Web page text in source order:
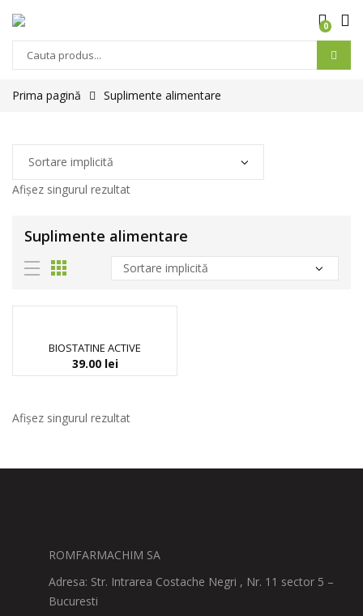
0
Prima pagină Suplimente alimentare
Afișez singurul rezultat
Suplimente alimentare
BIOSTATINE ACTIVE
39.00 lei
Afișez singurul rezultat
ROMFARMACHIM SA
Adresa: Str. Intrarea Costache Negri , Nr. 11 sector 5 –
Bucuresti